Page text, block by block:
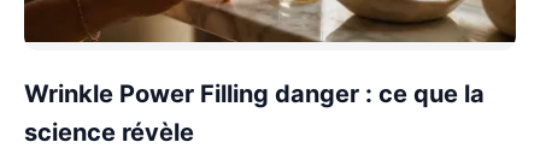
Wrinkle Power Filling danger : ce que la
science révèle